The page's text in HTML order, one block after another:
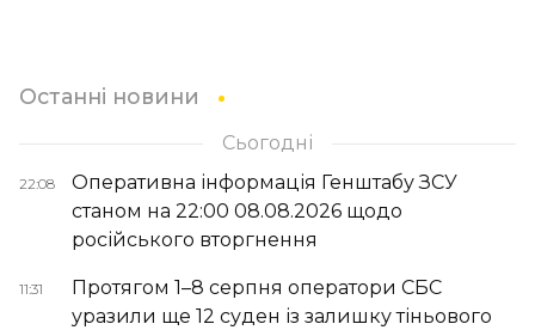
Останні новини
Сьогодні
22:08
Оперативна інформація Генштабу ЗСУ
станом на 22:00 08.08.2026 щодо
російського вторгнення
11:31
Протягом 1–8 серпня оператори СБС
уразили ще 12 суден із залишку тіньового